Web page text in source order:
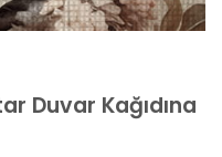
Duvar Kağıdına